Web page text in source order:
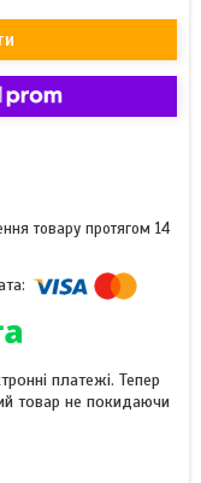
товару протягом 14
платежі. Тепер
товар не покидаючи